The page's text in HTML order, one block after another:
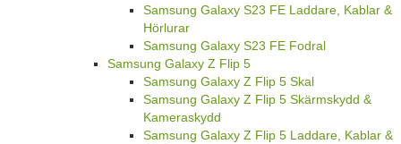
Samsung Galaxy S23 FE Laddare, Kablar &
Hörlurar
Samsung Galaxy S23 FE Fodral
Samsung Galaxy Z Flip 5
Samsung Galaxy Z Flip 5 Skal
Samsung Galaxy Z Flip 5 Skärmskydd &
Kameraskydd
Samsung Galaxy Z Flip 5 Laddare, Kablar &